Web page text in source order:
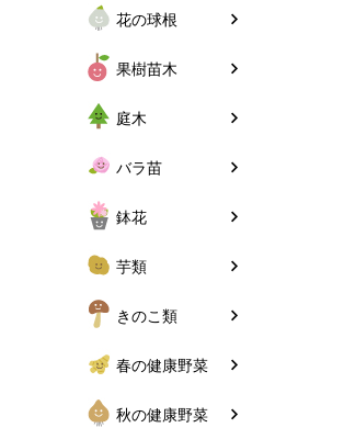
花の球根
果樹苗木
庭木
バラ苗
鉢花
芋類
きのこ類
春の健康野菜
秋の健康野菜